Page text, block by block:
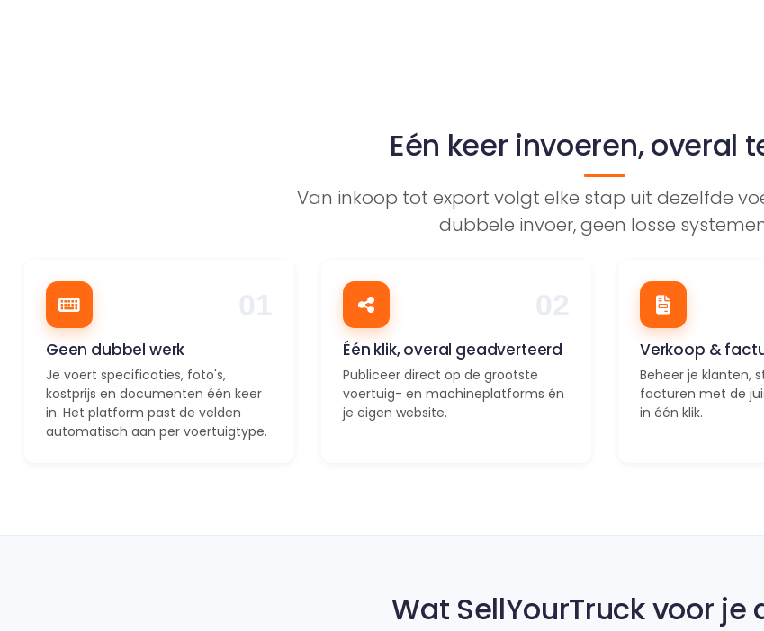
Eén keer invoeren, overal
Van inkoop tot export volgt elke stap uit dezelfde
dubbele invoer, geen losse
Geen dubbel werk
Je voert specificaties, foto's,
kostprijs en documenten één keer
in. Het platform past de velden
automatisch aan per voertuigtype.
Één klik, overal geadverteerd
Publiceer direct op de grootste
voertuig- en machineplatforms én
je eigen website.
Verkoop &
Beheer je klanten,
facturen met de
in één klik.
Wat SellYourTruck voor je